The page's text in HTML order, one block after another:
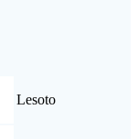
Lesoto